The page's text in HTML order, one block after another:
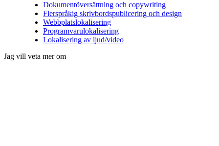
Dokumentöversättning och copywriting
Flerspråkig skrivbordspublicering och design
Webbplatslokalisering
Programvarulokalisering
Lokalisering av ljud/video
Jag vill veta mer om